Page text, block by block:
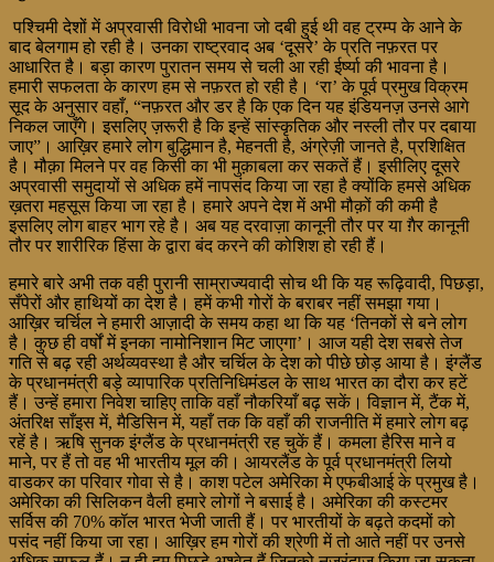
पश्चिमी देशों में अप्रवासी विरोधी भावना जो दबी हुई थी वह ट्रम्प के आने के
बाद बेलगाम हो रही है। उनका राष्ट्रवाद अब ‘दूसरे’ के प्रति नफ़रत पर
आधारित है। बड़ा कारण पुरातन समय से चली आ रही ईर्ष्या की भावना है।
हमारी सफलता के कारण हम से नफ़रत हो रही है। ‘रा’ के पूर्व प्रमुख विक्रम
सूद के अनुसार वहाँ, “नफ़रत और डर है कि एक दिन यह इंडियनज़ उनसे आगे
निकल जाएँगे। इसलिए ज़रूरी है कि इन्हें सांस्कृतिक और नस्ली तौर पर दबाया
जाए”। आख़िर हमारे लोग बुद्धिमान है, मेहनती है, अंग्रेज़ी जानते है, प्रशिक्षित
है। मौक़ा मिलने पर वह किसी का भी मुक़ाबला कर सकतें हैं। इसीलिए दूसरे
अप्रवासी समुदायों से अधिक हमें नापसंद किया जा रहा है क्योंकि हमसे अधिक
ख़तरा महसूस किया जा रहा है। हमारे अपने देश में अभी मौक़ों की कमी है
इसलिए लोग बाहर भाग रहे है। अब यह दरवाज़ा कानूनी तौर पर या ग़ैर कानूनी
तौर पर शारीरिक हिंसा के द्वारा बंद करने की कोशिश हो रही हैं।
हमारे बारे अभी तक वही पुरानी साम्राज्यवादी सोच थी कि यह रूढ़िवादी, पिछड़ा,
सँपेरों और हाथियों का देश है। हमें कभी गोरों के बराबर नहीं समझा गया।
आख़िर चर्चिल ने हमारी आज़ादी के समय कहा था कि यह ‘तिनकों से बने लोग
है। कुछ ही वर्षों में इनका नामोनिशान मिट जाएगा’। आज यही देश सबसे तेज
गति से बढ़ रही अर्थव्यवस्था है और चर्चिल के देश को पीछे छोड़ आया है। इंग्लैंड
के प्रधानमंत्री बड़े व्यापारिक प्रतिनिधिमंडल के साथ भारत का दौरा कर हटें
हैं। उन्हें हमारा निवेश चाहिए ताकि वहाँ नौकरियाँ बढ़ सकें। विज्ञान में, टैंक में,
अंतरिक्ष साँइस में, मैडिसिन में, यहाँ तक कि वहाँ की राजनीति में हमारे लोग बढ़
रहें है। ऋषि सुनक इंग्लैंड के प्रधानमंत्री रह चुकें हैं। कमला हैरिस माने व
माने, पर हैं तो वह भी भारतीय मूल की। आयरलैंड के पूर्व प्रधानमंत्री लियो
वाडकर का परिवार गोवा से है। काश पटेल अमेरिका मे एफबीआई के प्रमुख है।
अमेरिका की सिलिकन वैली हमारे लोगों ने बसाई है। अमेरिका की कस्टमर
सर्विस की 70% कॉल भारत भेजी जाती हैं। पर भारतीयों के बढ़ते कदमों को
पसंद नहीं किया जा रहा। आख़िर हम गोरों की श्रेणी में तो आते नहीं पर उनसे